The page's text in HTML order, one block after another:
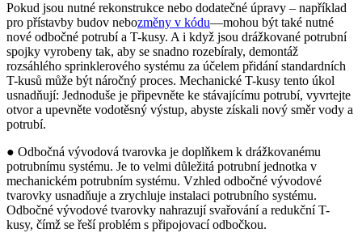
Pokud jsou nutné rekonstrukce nebo dodatečné úpravy – například
pro přístavby budov nebozměny v kódu—mohou být také nutné
nové odbočné potrubí a T-kusy. A i když jsou drážkované potrubní
spojky vyrobeny tak, aby se snadno rozebíraly, demontáž
rozsáhlého sprinklerového systému za účelem přidání standardních
T-kusů může být náročný proces. Mechanické T-kusy tento úkol
usnadňují: Jednoduše je připevněte ke stávajícímu potrubí, vyvrtejte
otvor a upevněte vodotěsný výstup, abyste získali nový směr vody a
potrubí.
● Odbočná vývodová tvarovka je doplňkem k drážkovanému
potrubnímu systému. Je to velmi důležitá potrubní jednotka v
mechanickém potrubním systému. Vzhled odbočné vývodové
tvarovky usnadňuje a zrychluje instalaci potrubního systému.
Odbočné vývodové tvarovky nahrazují svařování a redukční T-
kusy, čímž se řeší problém s připojovací odbočkou.